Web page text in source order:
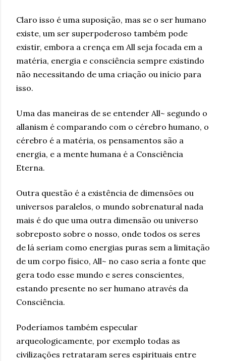
Claro isso é uma suposição, mas se o ser humano
existe, um ser superpoderoso também pode
existir, embora a crença em All seja focada em a
matéria, energia e consciência sempre existindo
não necessitando de uma criação ou início para
isso.
Uma das maneiras de se entender All~ segundo o
allanism é comparando com o cérebro humano, o
cérebro é a matéria, os pensamentos são a
energia, e a mente humana é a Consciência
Eterna.
Outra questão é a existência de dimensões ou
universos paralelos, o mundo sobrenatural nada
mais é do que uma outra dimensão ou universo
sobreposto sobre o nosso, onde todos os seres
de lá seriam como energias puras sem a limitação
de um corpo físico, All~ no caso seria a fonte que
gera todo esse mundo e seres conscientes,
estando presente no ser humano através da
Consciência.
Poderíamos também especular
arqueologicamente, por exemplo todas as
civilizações retrataram seres espirituais entre